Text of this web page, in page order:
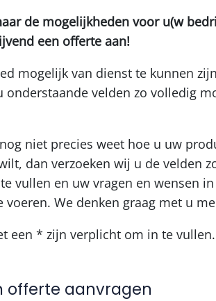
de mogelijkheden voor u(w
een offerte aan!
mogelijk van dienst te kunnen
onderstaande velden zo volledig
niet precies weet hoe u uw
dan verzoeken wij u de velden
vullen en uw vragen en wensen
voeren. We denken graag met u
een * zijn verplicht om in te vullen.
offerte aanvragen